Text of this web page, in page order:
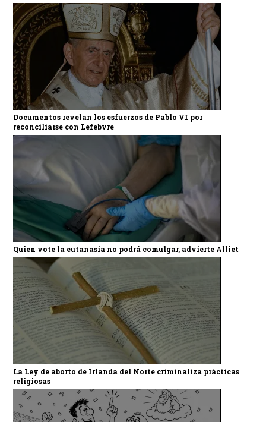
Documentos revelan los esfuerzos de Pablo VI por
reconciliarse con Lefebvre
Quien vote la eutanasia no podrá comulgar, advierte Alliet
La Ley de aborto de Irlanda del Norte criminaliza prácticas
religiosas